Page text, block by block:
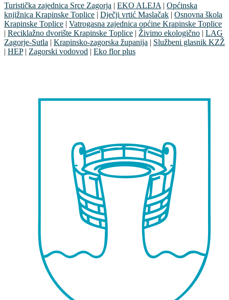
Turistička zajednica Srce Zagorja | EKO ALEJA | Općinska
knjižnica Krapinske Toplice | Dječji vrtić Maslačak | Osnovna škola
Krapinske Toplice | Vatrogasna zajednica općine Krapinske Toplice
| Reciklažno dvorište Krapinske Toplice | Živimo ekologično | LAG
Zagorje-Sutla | Krapinsko-zagorska županija | Službeni glasnik KZŽ
| HEP| Zagorski vodovod | Eko flor plus